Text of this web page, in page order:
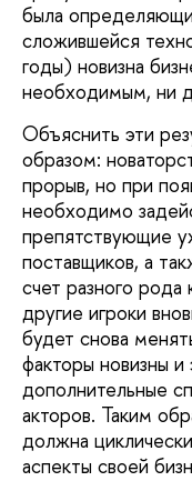
была
сложившейся
годы) новизна
необходимым, ни
Объяснить эти
образом:
прорыв, но при
необходимо
препятствующие
поставщиков, а
счет разного
другие игроки
будет снова
факторы новизны
дополнительные
акторов. Таким
должна
аспекты своей